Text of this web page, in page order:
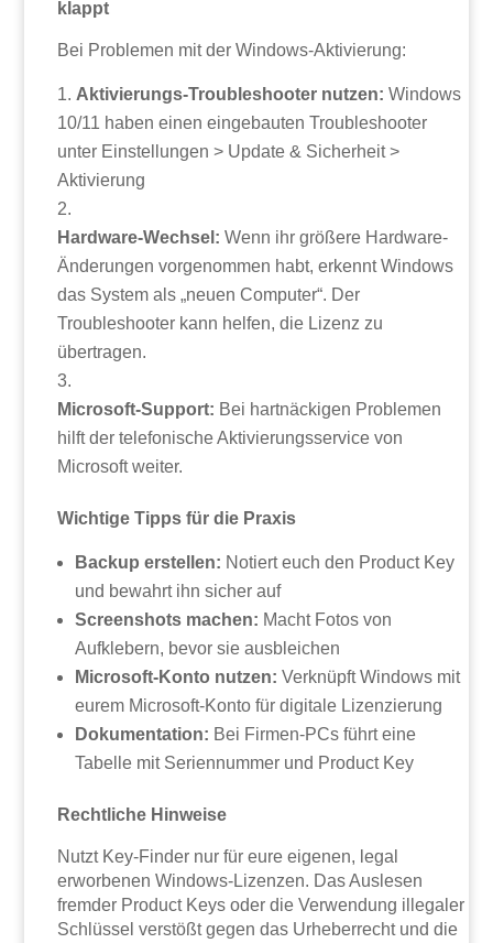
klappt
Bei Problemen mit der Windows-Aktivierung:
Aktivierungs-Troubleshooter nutzen: Windows
10/11 haben einen eingebauten Troubleshooter
unter Einstellungen > Update & Sicherheit >
Aktivierung
Hardware-Wechsel: Wenn ihr größere Hardware-
Änderungen vorgenommen habt, erkennt Windows
das System als „neuen Computer“. Der
Troubleshooter kann helfen, die Lizenz zu
übertragen.
Microsoft-Support: Bei hartnäckigen Problemen
hilft der telefonische Aktivierungsservice von
Microsoft weiter.
Wichtige Tipps für die Praxis
Backup erstellen: Notiert euch den Product Key
und bewahrt ihn sicher auf
Screenshots machen: Macht Fotos von
Aufklebern, bevor sie ausbleichen
Microsoft-Konto nutzen: Verknüpft Windows mit
eurem Microsoft-Konto für digitale Lizenzierung
Dokumentation: Bei Firmen-PCs führt eine
Tabelle mit Seriennummer und Product Key
Rechtliche Hinweise
Nutzt Key-Finder nur für eure eigenen, legal
erworbenen Windows-Lizenzen. Das Auslesen
fremder Product Keys oder die Verwendung illegaler
Schlüssel verstößt gegen das Urheberrecht und die